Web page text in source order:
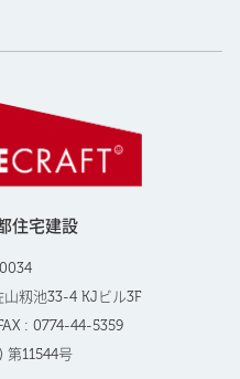
住宅建設
籾池33-4 KJビル3F
: 0774-44-5359
第11544号